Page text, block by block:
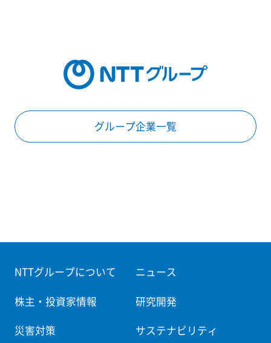
グループ企業一覧
NTTグループについて ニュース
株主・投資家情報 研究開発
災害対策 サステナビリティ